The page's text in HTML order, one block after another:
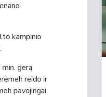
kampinio
gerą
reido ir
pavojingai